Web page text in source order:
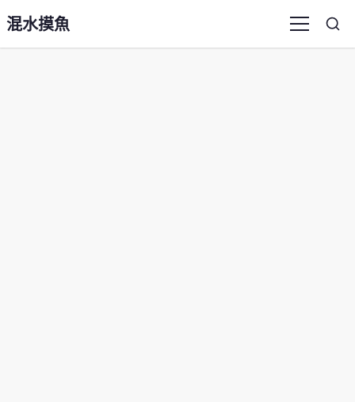
混水摸魚 Menu